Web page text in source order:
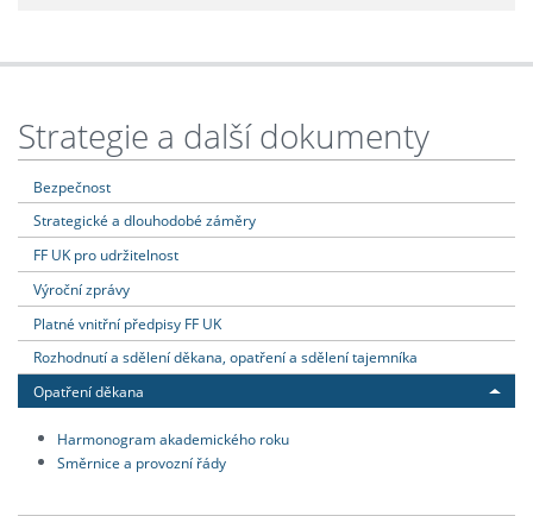
Strategie a další dokumenty
Bezpečnost
Strategické a dlouhodobé záměry
FF UK pro udržitelnost
Výroční zprávy
Platné vnitřní předpisy FF UK
Rozhodnutí a sdělení děkana, opatření a sdělení tajemníka
Opatření děkana
Harmonogram akademického roku
Směrnice a provozní řády